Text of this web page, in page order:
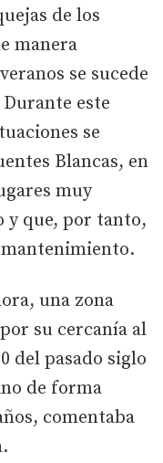
de los
manera
se sucede
este
se
Blancas, en
muy
y que, por tanto,
una zona
su cercanía al
del pasado siglo
de forma
comentaba